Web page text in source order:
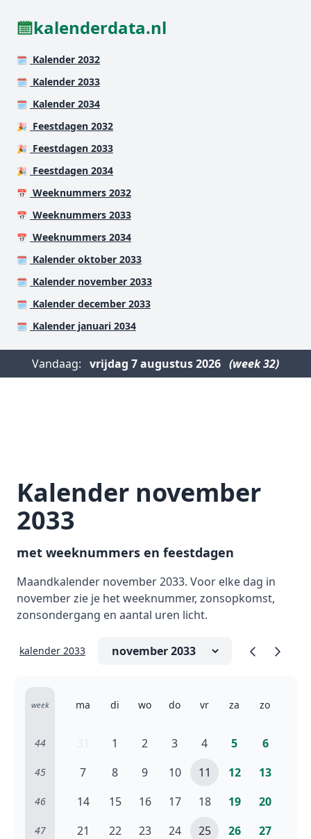
kalenderdata.nl
🗓️ Kalender 2032
🗓️ Kalender 2033
🗓️ Kalender 2034
🎉 Feestdagen 2032
🎉 Feestdagen 2033
🎉 Feestdagen 2034
📅 Weeknummers 2032
📅 Weeknummers 2033
📅 Weeknummers 2034
🗓️ Kalender oktober 2033
🗓️ Kalender november 2033
🗓️ Kalender december 2033
🗓️ Kalender januari 2034
Vandaag: vrijdag 7 augustus 2026 (week 32)
Kalender november
2033
met weeknummers en feestdagen
Maandkalender november 2033. Voor elke dag in
november zie je het weeknummer, zonsopkomst,
zonsondergang en aantal uren licht.
kalender 2033
week ma di wo do vr za zo
44 1 2 3 4 5 6
45 7 8 9 10 11 12 13
46 14 15 16 17 18 19 20
47 21 22 23 24 25 26 27